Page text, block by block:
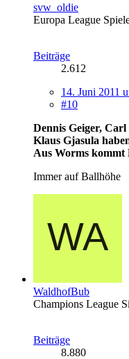
svw_oldie
Europa League
Beiträge
2.612
14. Juni 2011
#10
Dennis Geiger,
Klaus Gjasula
Aus Worms
Immer auf Ballhöhe
WaldhofBub
Champions League
Beiträge
8.880